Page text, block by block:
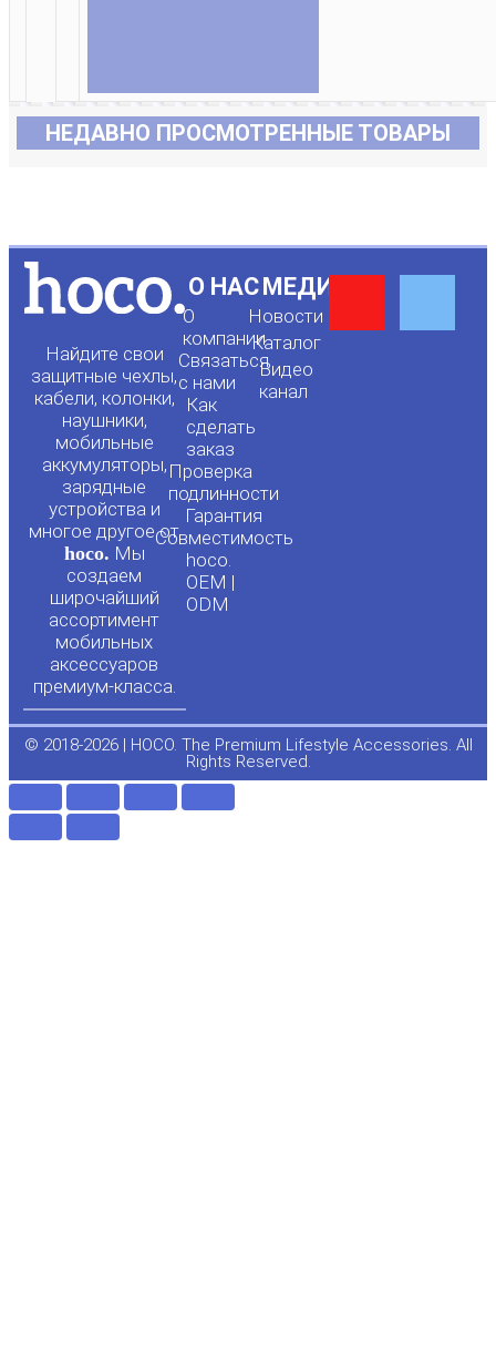
НЕДАВНО ПРОСМОТРЕННЫЕ ТОВАРЫ
Найдите свои
защитные чехлы,
кабели, колонки,
наушники,
мобильные
аккумуляторы,
зарядные
устройства и
многое другое от
hoco. Мы
создаем
широчайший
ассортимент
мобильных
аксессуаров
премиум-класса.
О НАС
О
компании
Связаться
с нами
Как
сделать
заказ
Проверка
подлинности
Гарантия
Совместимость
hoco.
OEM |
ODM
МЕДИА
Новости
Каталог
Видео
канал
-
f
© 2018-2026 | HOCO. The Premium Lifestyle Accessories. All
Rights Reserved.